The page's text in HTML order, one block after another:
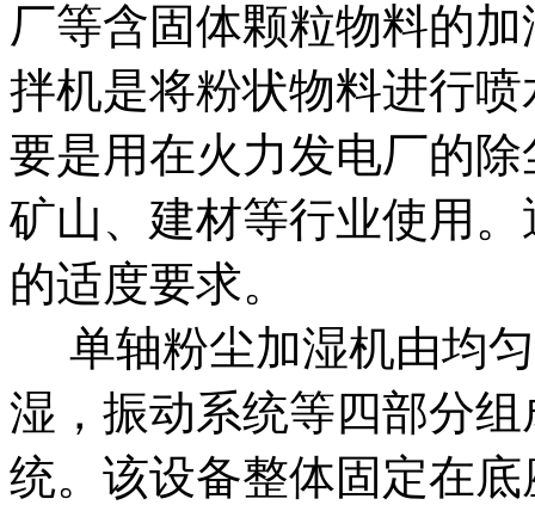
厂等含固体颗粒物料的
拌机是将粉状物料进行
要是用在火力发电厂的
矿山、建材等行业使用
的适度要求。
单轴粉尘加湿机由均
湿，振动系统等四部分
统。该设备整体固定在